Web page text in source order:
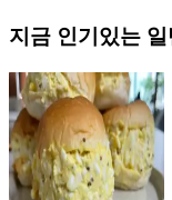
지금 인기있는 일